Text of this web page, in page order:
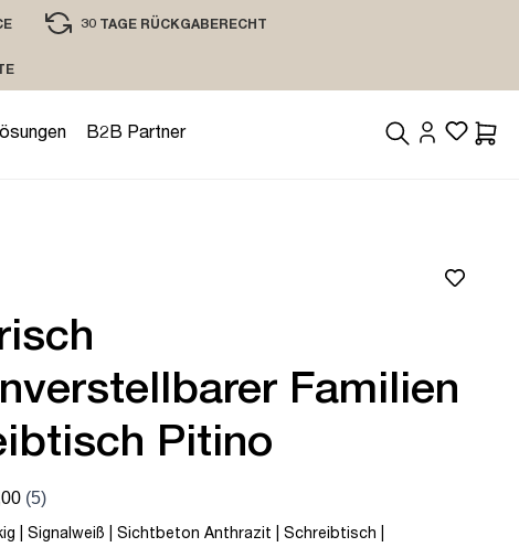
30 TAGE RÜCKGABERECHT
B2B Partner
Familien
Pitino
| Signalweiß | Sichtbeton Anthrazit | Schreibtisch |